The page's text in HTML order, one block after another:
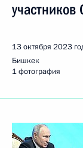
13 октября 2023
Бишкек
1 фотография